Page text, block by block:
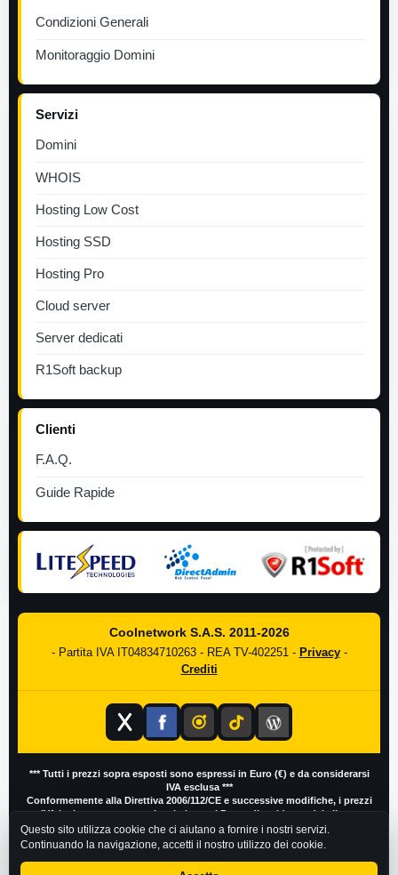
Questo sito utilizza cookie che ci aiutano a fornire i nostri servizi.
Continuando la navigazione, accetti il nostro utilizzo dei cookie.
Condizioni Generali
Monitoraggio Domini
Servizi
Domini
WHOIS
Hosting Low Cost
Hosting SSD
Hosting Pro
Cloud server
Server dedicati
R1Soft backup
Clienti
F.A.Q.
Guide Rapide
Coolnetwork S.A.S. 2011-2026
- Partita IVA IT04834710263 - REA TV-402251 - Privacy-
Crediti
*** Tutti i prezzi sopra esposti sono espressi in Euro (€) e da considerarsi
IVA esclusa ***
Conformemente alla Direttiva 2006/112/CE e successive modifiche, i prezzi
IVA inclusa possono variare in base al Paese di residenza del cliente